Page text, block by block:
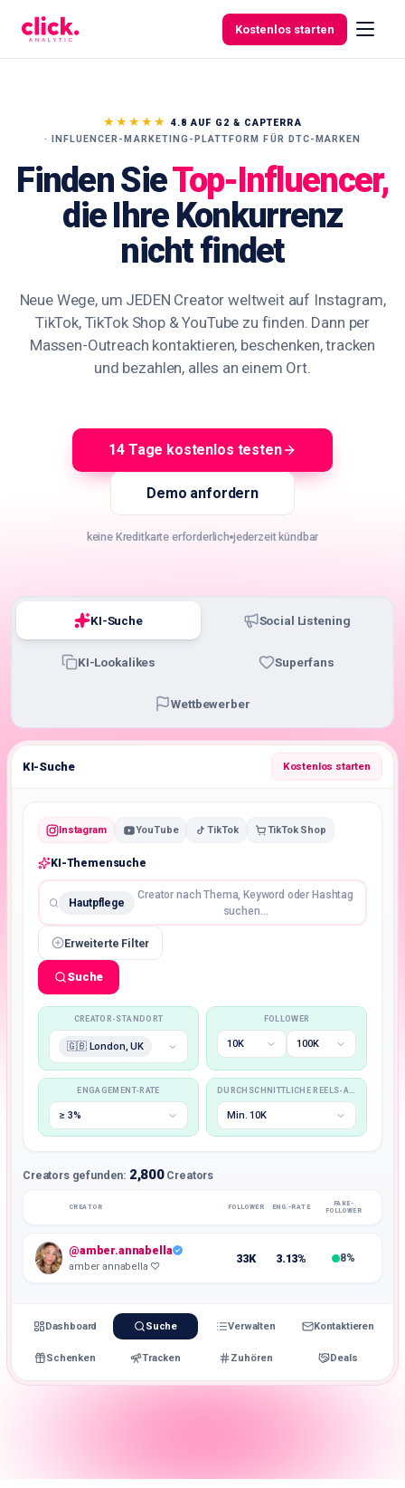
Kostenlos starten
Funktionen
Kostenlose
Tools
🇩🇪
★★★★★
4.8 AUF G2 & CAPTERRA
· INFLUENCER-MARKETING-PLATTFORM FÜR DTC-MARKEN
Finden SieTop-Influencer,
die Ihre Konkurrenz
nicht findet
Neue Wege, um JEDEN Creator weltweit auf Instagram,
TikTok, TikTok Shop & YouTube zu finden. Dann per
Massen-Outreach kontaktieren, beschenken, tracken
und bezahlen, alles an einem Ort.
14 Tage kostenlos testen
Demo anfordern
keine Kreditkarte erforderlich jederzeit kündbar
KI-Suche Social Listening
KI-Lookalikes Superfans
Wettbewerber
Dashboard Suche Verwalten Kontaktieren
Schenken Tracken Zuhören Deals
KI-Suche Kostenlos starten
Instagram YouTube TikTok TikTok Shop
KI-Themensuche
Hautpflege
Creator nach Thema, Keyword oder Hashtag
suchen…
Erweiterte Filter
Suche
CREATOR-STANDORT
🇬🇧 London, UK
FOLLOWER
10K 100K
ENGAGEMENT-RATE
≥ 3%
DURCHSCHNITTLICHE REELS-AUFRUFE
Min. 10K
Creators gefunden: 2,800Creators
CREATOR FOLLOWER ENG.-RATE
FAKE-
FOLLOWER
@amber.annabella
amber annabella ♡
33K 3.13% 8%